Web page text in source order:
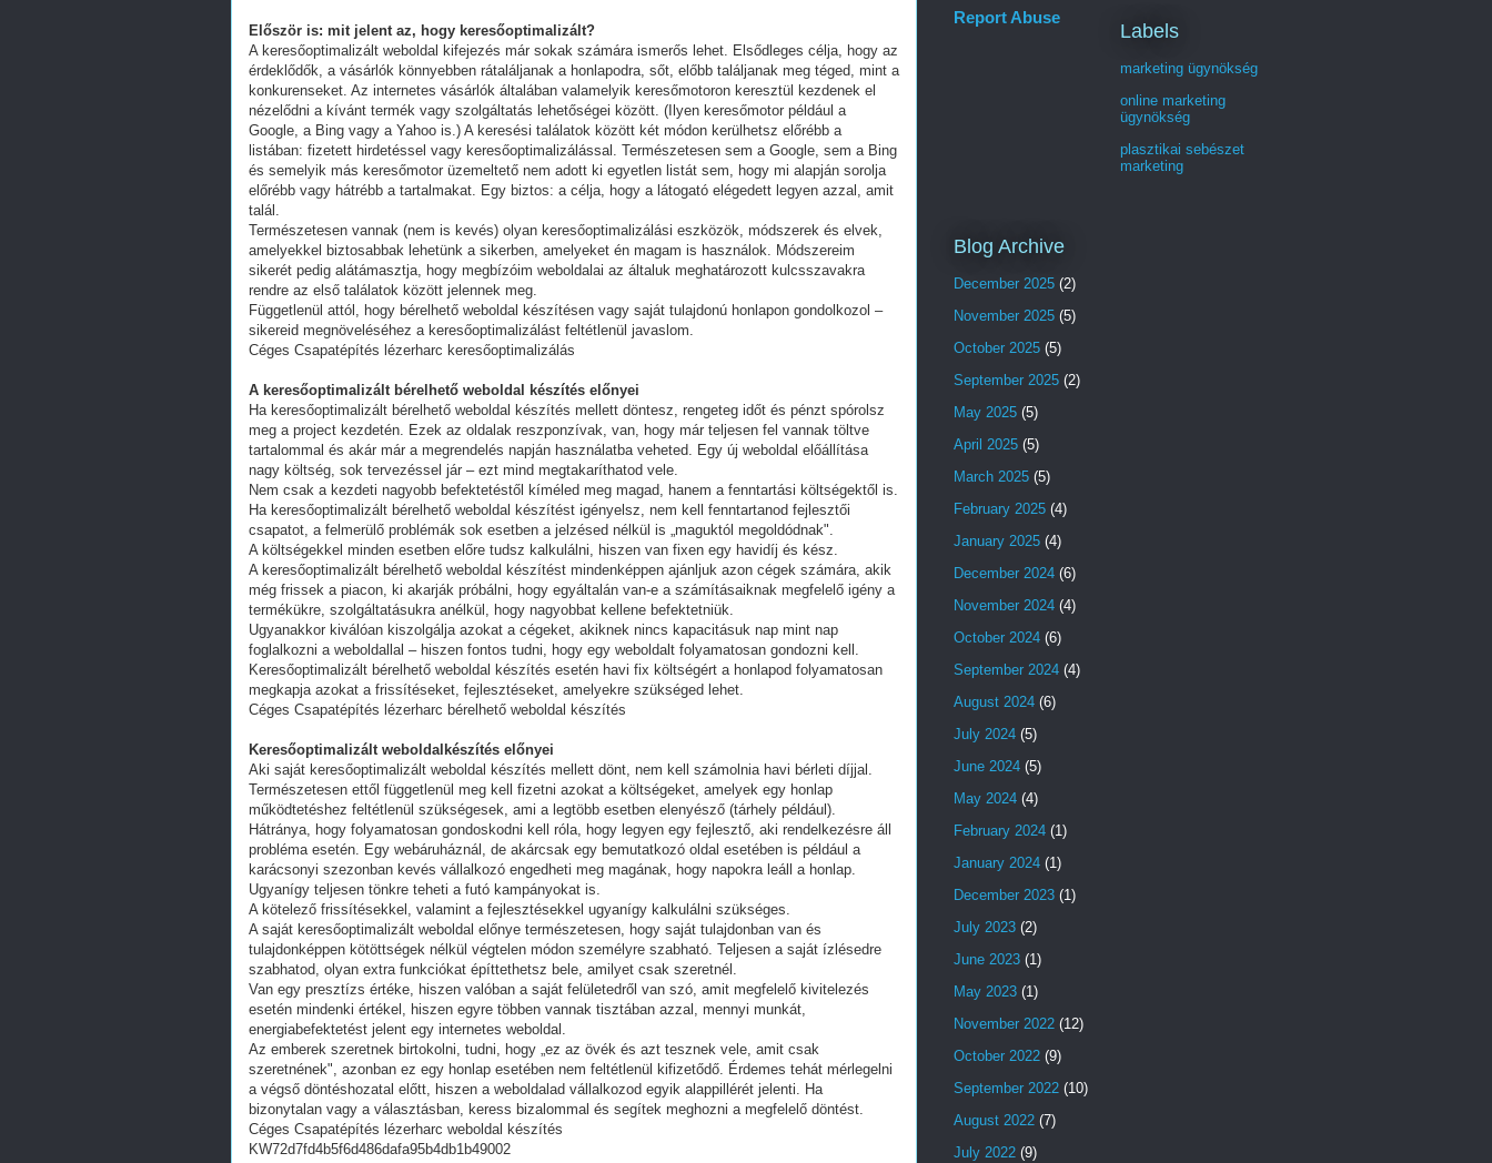
Először is: mit jelent az, hogy keresőoptimalizált?
A keresőoptimalizált weboldal kifejezés már sokak számára ismerős lehet. Elsődleges célja, hogy az
érdeklődők, a vásárlók könnyebben rátaláljanak a honlapodra, sőt, előbb találjanak meg téged, mint a
konkurenseket. Az internetes vásárlók általában valamelyik keresőmotoron keresztül kezdenek el
nézelődni a kívánt termék vagy szolgáltatás lehetőségei között. (Ilyen keresőmotor például a
Google, a Bing vagy a Yahoo is.) A keresési találatok között két módon kerülhetsz előrébb a
listában: fizetett hirdetéssel vagy keresőoptimalizálással. Természetesen sem a Google, sem a Bing
és semelyik más keresőmotor üzemeltető nem adott ki egyetlen listát sem, hogy mi alapján sorolja
előrébb vagy hátrébb a tartalmakat. Egy biztos: a célja, hogy a látogató elégedett legyen azzal, amit
talál.
Természetesen vannak (nem is kevés) olyan keresőoptimalizálási eszközök, módszerek és elvek,
amelyekkel biztosabbak lehetünk a sikerben, amelyeket én magam is használok. Módszereim
sikerét pedig alátámasztja, hogy megbízóim weboldalai az általuk meghatározott kulcsszavakra
rendre az első találatok között jelennek meg.
Függetlenül attól, hogy bérelhető weboldal készítésen vagy saját tulajdonú honlapon gondolkozol –
sikereid megnöveléséhez a keresőoptimalizálást feltétlenül javaslom.
Céges Csapatépítés lézerharc keresőoptimalizálás
A keresőoptimalizált bérelhető weboldal készítés előnyei
Ha keresőoptimalizált bérelhető weboldal készítés mellett döntesz, rengeteg időt és pénzt spórolsz
meg a project kezdetén. Ezek az oldalak reszponzívak, van, hogy már teljesen fel vannak töltve
tartalommal és akár már a megrendelés napján használatba veheted. Egy új weboldal előállítása
nagy költség, sok tervezéssel jár – ezt mind megtakaríthatod vele.
Nem csak a kezdeti nagyobb befektetéstől kíméled meg magad, hanem a fenntartási költségektől is.
Ha keresőoptimalizált bérelhető weboldal készítést igényelsz, nem kell fenntartanod fejlesztői
csapatot, a felmerülő problémák sok esetben a jelzésed nélkül is „maguktól megoldódnak".
A költségekkel minden esetben előre tudsz kalkulálni, hiszen van fixen egy havidíj és kész.
A keresőoptimalizált bérelhető weboldal készítést mindenképpen ajánljuk azon cégek számára, akik
még frissek a piacon, ki akarják próbálni, hogy egyáltalán van-e a számításaiknak megfelelő igény a
termékükre, szolgáltatásukra anélkül, hogy nagyobbat kellene befektetniük.
Ugyanakkor kiválóan kiszolgálja azokat a cégeket, akiknek nincs kapacitásuk nap mint nap
foglalkozni a weboldallal – hiszen fontos tudni, hogy egy weboldalt folyamatosan gondozni kell.
Keresőoptimalizált bérelhető weboldal készítés esetén havi fix költségért a honlapod folyamatosan
megkapja azokat a frissítéseket, fejlesztéseket, amelyekre szükséged lehet.
Céges Csapatépítés lézerharc bérelhető weboldal készítés
Keresőoptimalizált weboldalkészítés előnyei
Aki saját keresőoptimalizált weboldal készítés mellett dönt, nem kell számolnia havi bérleti díjjal.
Természetesen ettől függetlenül meg kell fizetni azokat a költségeket, amelyek egy honlap
működtetéshez feltétlenül szükségesek, ami a legtöbb esetben elenyésző (tárhely például).
Hátránya, hogy folyamatosan gondoskodni kell róla, hogy legyen egy fejlesztő, aki rendelkezésre áll
probléma esetén. Egy webáruháznál, de akárcsak egy bemutatkozó oldal esetében is például a
karácsonyi szezonban kevés vállalkozó engedheti meg magának, hogy napokra leáll a honlap.
Ugyanígy teljesen tönkre teheti a futó kampányokat is.
A kötelező frissítésekkel, valamint a fejlesztésekkel ugyanígy kalkulálni szükséges.
A saját keresőoptimalizált weboldal előnye természetesen, hogy saját tulajdonban van és
tulajdonképpen kötöttségek nélkül végtelen módon személyre szabható. Teljesen a saját ízlésedre
szabhatod, olyan extra funkciókat építtethetsz bele, amilyet csak szeretnél.
Van egy presztízs értéke, hiszen valóban a saját felületedről van szó, amit megfelelő kivitelezés
esetén mindenki értékel, hiszen egyre többen vannak tisztában azzal, mennyi munkát,
energiabefektetést jelent egy internetes weboldal.
Az emberek szeretnek birtokolni, tudni, hogy „ez az övék és azt tesznek vele, amit csak
szeretnének", azonban ez egy honlap esetében nem feltétlenül kifizetődő. Érdemes tehát mérlegelni
a végső döntéshozatal előtt, hiszen a weboldalad vállalkozod egyik alappillérét jelenti. Ha
bizonytalan vagy a választásban, keress bizalommal és segítek meghozni a megfelelő döntést.
Céges Csapatépítés lézerharc weboldal készítés
KW72d7fd4b5f6d486dafa95b4db1b49002
Report Abuse
Labels
marketing ügynökség
online marketing
ügynökség
plasztikai sebészet
marketing
Blog Archive
December 2025 (2)
November 2025 (5)
October 2025 (5)
September 2025 (2)
May 2025 (5)
April 2025 (5)
March 2025 (5)
February 2025 (4)
January 2025 (4)
December 2024 (6)
November 2024 (4)
October 2024 (6)
September 2024 (4)
August 2024 (6)
July 2024 (5)
June 2024 (5)
May 2024 (4)
February 2024 (1)
January 2024 (1)
December 2023 (1)
July 2023 (2)
June 2023 (1)
May 2023 (1)
November 2022 (12)
October 2022 (9)
September 2022 (10)
August 2022 (7)
July 2022 (9)